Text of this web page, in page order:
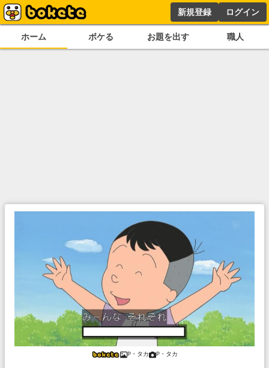
新規登録 ログイン
ホーム ボケる お題を出す 職人
P・タカ P・タカ